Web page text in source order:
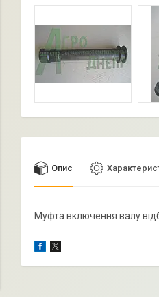
Опис
Муфта включення валу